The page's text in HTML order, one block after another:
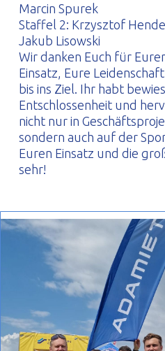
Marcin Spurek
Staffel 2: Krzysztof
Jakub Lisowski
Wir danken Euch für
Einsatz, Eure
bis ins Ziel. Ihr habt
Entschlossenheit und
nicht nur in
sondern auch auf der
Euren Einsatz und die
sehr!